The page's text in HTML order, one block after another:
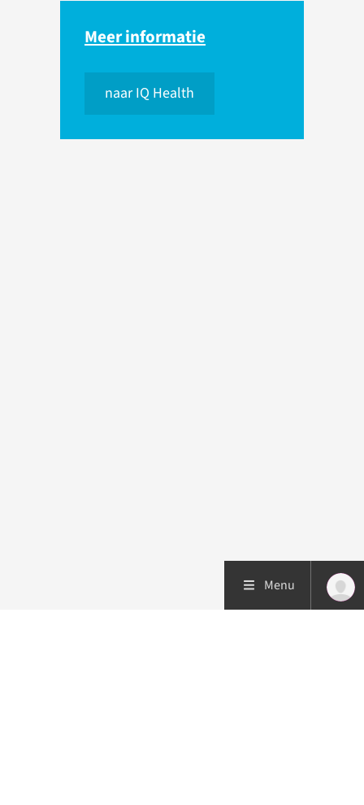
Meer informatie
naar IQ Health
Menu